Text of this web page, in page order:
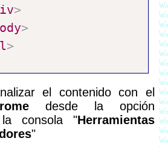
>
>
>
desde la opción
consola "Herramientas
"